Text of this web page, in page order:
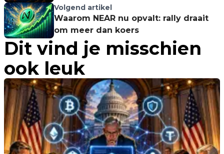
Volgend artikel
Waarom NEAR nu opvalt: rally draait
om meer dan koers
Dit vind je misschien
ook leuk